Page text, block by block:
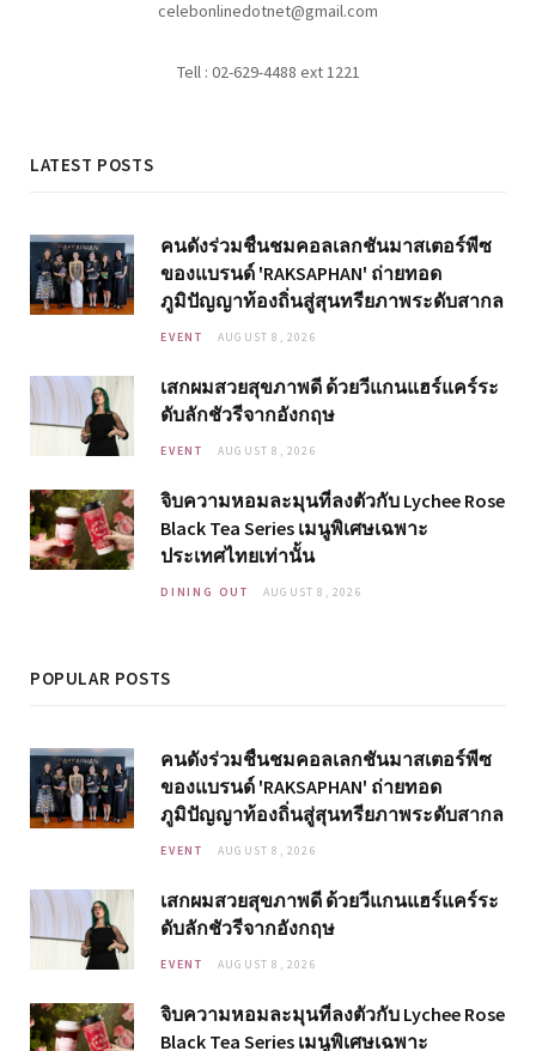
celebonlinedotnet@gmail.com
Tell : 02-629-4488 ext 1221
LATEST POSTS
คนดังร่วมชื่นชมคอลเลกชันมาสเตอร์พีซ
ของแบรนด์ 'RAKSAPHAN' ถ่ายทอด
ภูมิปัญญาท้องถิ่นสู่สุนทรียภาพระดับสากล
EVENT AUGUST 8, 2026
เสกผมสวยสุขภาพดี ด้วยวีแกนแฮร์แคร์ระ
ดับลักชัวรีจากอังกฤษ
EVENT AUGUST 8, 2026
จิบความหอมละมุนที่ลงตัวกับ Lychee Rose
Black Tea Series เมนูพิเศษเฉพาะ
ประเทศไทยเท่านั้น
DINING OUT AUGUST 8, 2026
POPULAR POSTS
คนดังร่วมชื่นชมคอลเลกชันมาสเตอร์พีซ
ของแบรนด์ 'RAKSAPHAN' ถ่ายทอด
ภูมิปัญญาท้องถิ่นสู่สุนทรียภาพระดับสากล
EVENT AUGUST 8, 2026
เสกผมสวยสุขภาพดี ด้วยวีแกนแฮร์แคร์ระ
ดับลักชัวรีจากอังกฤษ
EVENT AUGUST 8, 2026
จิบความหอมละมุนที่ลงตัวกับ Lychee Rose
Black Tea Series เมนูพิเศษเฉพาะ